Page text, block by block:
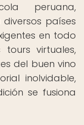
peruana,
países
en todo
virtuales,
del buen vino
inolvidable,
se fusiona